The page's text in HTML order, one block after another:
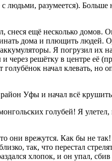
людьми, разумеется).
снеся ещё несколько домов.
дома и плющить людей.
Я погрузил их
через решётку в центре её
начал клевать, но
район Уфы и начал всё
голубей! Я
они врежутся. Как бы не
так, что перестал
хлопок, и он упал,